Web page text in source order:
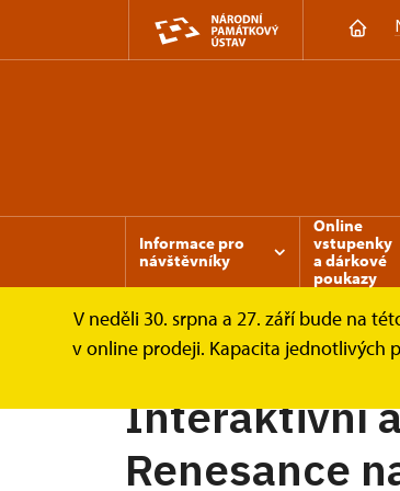
Informace pro
návštěvníky
Online
vstupenky
a dárkové
poukazy
V neděli 30. srpna a 27. září bude na
v online prodeji. Kapacita jednotlivých
Březnice Informace pro
Interaktivní
Renesance